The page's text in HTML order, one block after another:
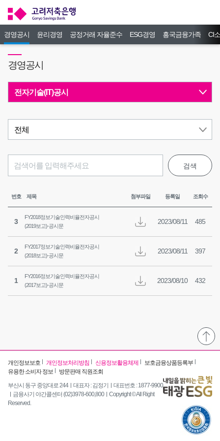
경영공시 윤리경영 공정거래 자율준수 ESG경영 흥국금융가족 CI
경영공시
검색
번호 제목 첨부파일 등록일 조회수
3
FY2018정보기술인력비율전자공시
(2019보고)-공시문
다운로드
2023/08/11 485
2
FY2017정보기술인력비율전자공시
(2018보고)-공시문
다운로드
2023/08/11 397
1
FY2016정보기술인력비율전자공시
(2017보고)-공시문
다운로드
2023/08/10 432
개인정보보호 개인정보처리방침 신용정보활용체제
보호금융상품등록부
유용한 소비자 정보
방문판매 직원조회
부산시 동구 중앙대로 244
대표자 : 김정기
대표번호 : 1877-9900
금융사기 야간콜센터 (02)3978-600,800
Copyright © All Right
Reserved.